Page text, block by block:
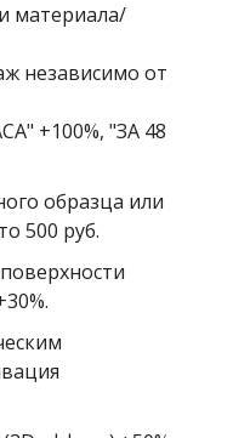
материала/
независимо от
+100%, "ЗА 48
образца или
500 руб.